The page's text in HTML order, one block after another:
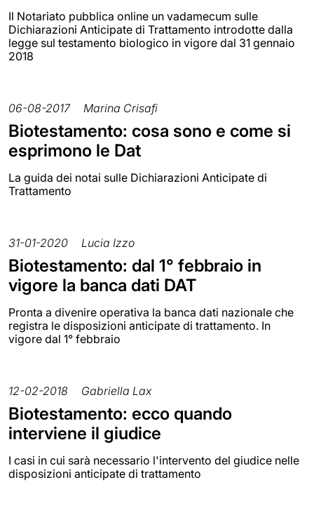
Il Notariato pubblica online un vadamecum sulle
Dichiarazioni Anticipate di Trattamento introdotte dalla
legge sul testamento biologico in vigore dal 31 gennaio
2018
06-08-2017 Marina Crisafi
Biotestamento: cosa sono e come si
esprimono le Dat
La guida dei notai sulle Dichiarazioni Anticipate di
Trattamento
31-01-2020 Lucia Izzo
Biotestamento: dal 1° febbraio in
vigore la banca dati DAT
Pronta a divenire operativa la banca dati nazionale che
registra le disposizioni anticipate di trattamento. In
vigore dal 1° febbraio
12-02-2018 Gabriella Lax
Biotestamento: ecco quando
interviene il giudice
I casi in cui sarà necessario l'intervento del giudice nelle
disposizioni anticipate di trattamento